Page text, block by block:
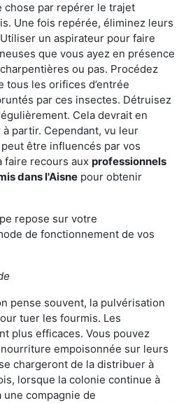
chose par repérer le trajet
Une fois repérée, éliminez leurs
un aspirateur pour faire
que vous ayez en présence
ou pas. Procédez
tous les orifices d’entrée
par ces insectes. Détruisez
Cela devrait en
partir. Cependant, vu leur
être influencés par vos
faire recours aux professionnels
dans l'Aisne pour obtenir
repose sur votre
de fonctionnement de vos
pense souvent, la pulvérisation
tuer les fourmis. Les
plus efficaces. Vous pouvez
empoisonnée sur leurs
chargeront de la distribuer à
lorsque la colonie continue à
compagnie de